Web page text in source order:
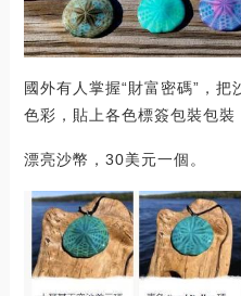
國外有人掌握“財富密碼”，
色彩，貼上各色標簽包裝包
漂亮沙幣，30美元一個。